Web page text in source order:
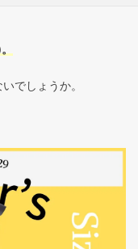
でしょうか。